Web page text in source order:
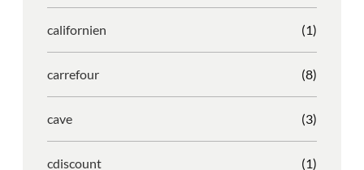
californien (1)
carrefour (8)
cave (3)
cdiscount (1)